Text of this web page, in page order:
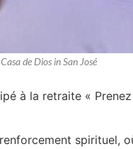
de Dios in San José
à la retraite «
spirituel,